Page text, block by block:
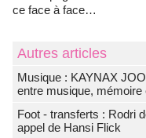
ce face à face…
Autres articles
Musique : KAYNAX
entre musique, mémoire
Foot - transferts : Rodri
appel de Hansi Flick